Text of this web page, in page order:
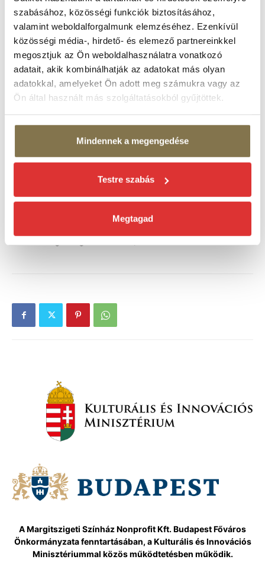
szabásához, közösségi funkciók biztosításához,
valamint weboldalforgalmunk elemzéséhez. Ezenkívül
közösségi média-, hirdető- és elemező partnereinkkel
megosztjuk az Ön weboldalhasználatra vonatkozó
adatait, akik kombinálhatják az adatokat más olyan
adatokkal, amelyeket Ön adott meg számukra vagy az
Ön által használt más szolgáltatásokból gyűjtöttek.
Mindennek a megengedése
Testre szabás
Megtagad
A Margitszigeti Színház Nonprofit Kft. Budapest Főváros
Önkormányzata fenntartásában, a Kulturális és Innovációs
Minisztériummal közös működtetésben működik.